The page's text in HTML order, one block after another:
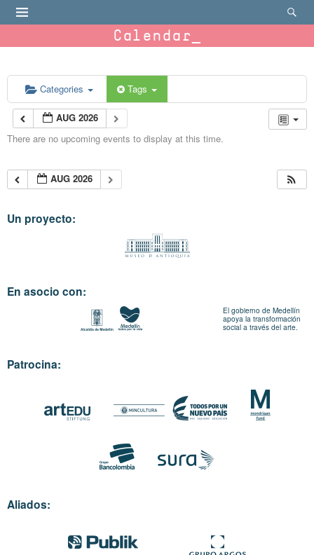
Calendar
Categories Tags
AUG 2026
There are no upcoming events to display at this time.
AUG 2026
Un proyecto:
En asocio con:
El gobierno de Medellín
apoya la transformación
social a través del arte.
Patrocina:
Aliados: